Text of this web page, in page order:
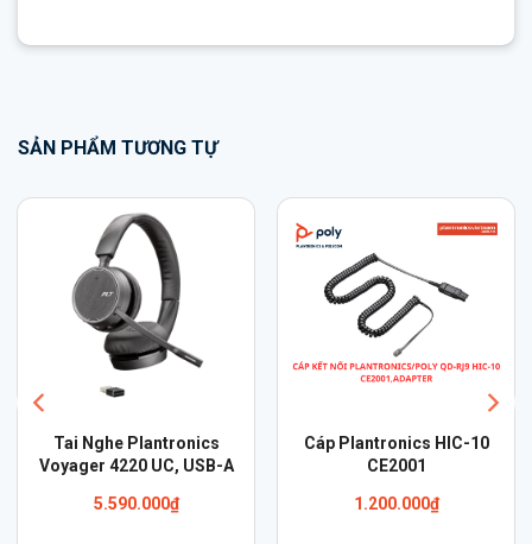
SẢN PHẨM TƯƠNG TỰ
Tai Nghe Plantronics
Voyager 4220 UC, USB-A
5.590.000₫
Cáp Plantronics HIC-10
CE2001
1.200.000₫